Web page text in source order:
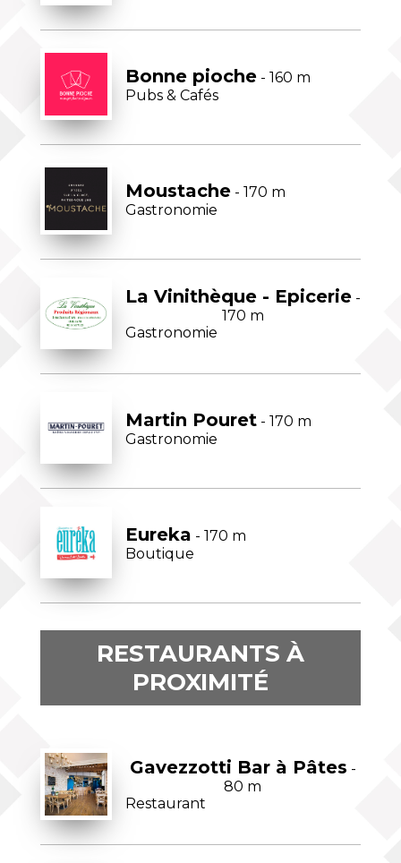
Bonne pioche- 160 m
Pubs & Cafés
Moustache- 170 m
Gastronomie
La Vinithèque - Epicerie-
170 m
Gastronomie
Martin Pouret- 170 m
Gastronomie
Eureka - 170 m
Boutique
RESTAURANTS À
PROXIMITÉ
Gavezzotti Bar à Pâtes -
80 m
Restaurant